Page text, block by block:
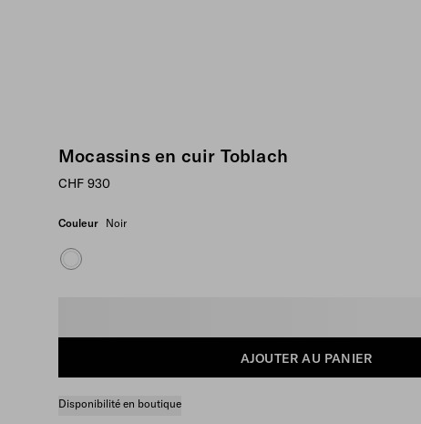
Mocassins en cuir Toblach
CHF 930
Couleur Noir
AJOUTER AU PANIER
Disponibilité en boutique